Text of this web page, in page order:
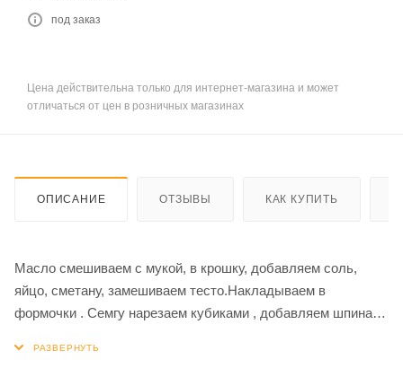
под заказ
Цена действительна только для интернет-магазина и может
отличаться от цен в розничных магазинах
ОПИСАНИЕ ОТЗЫВЫ КАК КУПИТЬ
Масло смешиваем с мукой, в крошку, добавляем соль,
яйцо, сметану, замешиваем тесто.Накладываем в
формочки . Семгу нарезаем кубиками , добавляем шпинат,